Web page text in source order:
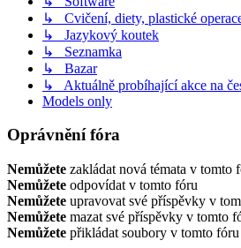
↳ Cvičení, diety, plastické
↳ Jazykový koutek
↳ Seznamka
↳ Bazar
↳ Aktuálně probíhající akce na
Models only
Oprávnění fóra
Nemůžete zakládat nová témata v tomto
Nemůžete odpovídat v tomto fóru
Nemůžete upravovat své příspěvky v
Nemůžete mazat své příspěvky v tomto
Nemůžete přikládat soubory v tomto fóru